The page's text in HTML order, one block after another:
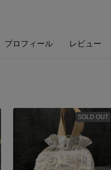
プロフィール レビュー
SOLD OUT